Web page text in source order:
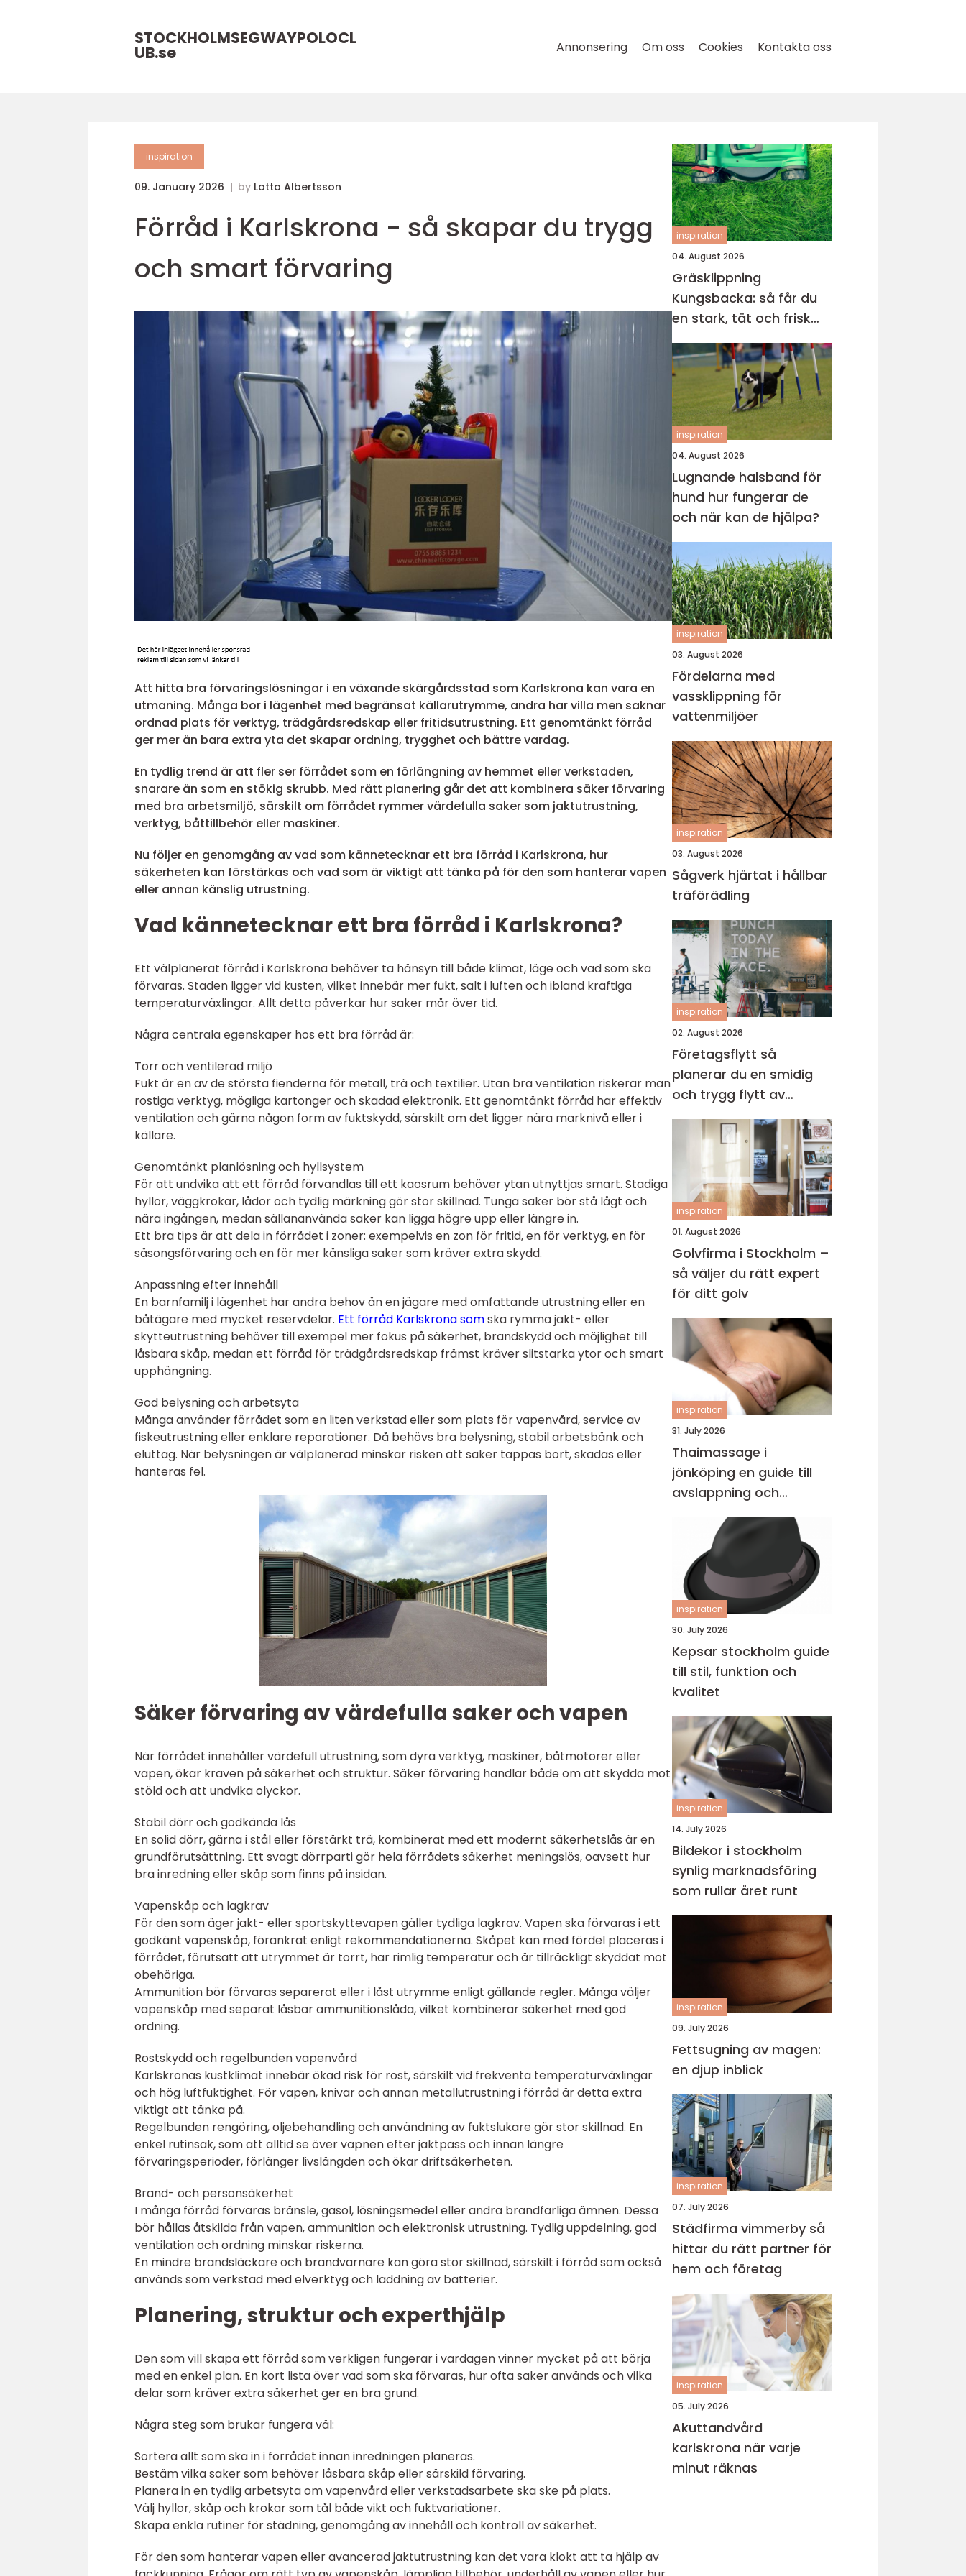
STOCKHOLMSEGWAYPOLOCL
UB.se Annonsering Om oss Cookies Kontakta oss
inspiration
09. January 2026 by Lotta Albertsson
Förråd i Karlskrona - så skapar du trygg
och smart förvaring
Att hitta bra förvaringslösningar i en växande skärgårdsstad som Karlskrona kan vara en
utmaning. Många bor i lägenhet med begränsat källarutrymme, andra har villa men saknar
ordnad plats för verktyg, trädgårdsredskap eller fritidsutrustning. Ett genomtänkt förråd
ger mer än bara extra yta det skapar ordning, trygghet och bättre vardag.
En tydlig trend är att fler ser förrådet som en förlängning av hemmet eller verkstaden,
snarare än som en stökig skrubb. Med rätt planering går det att kombinera säker förvaring
med bra arbetsmiljö, särskilt om förrådet rymmer värdefulla saker som jaktutrustning,
verktyg, båttillbehör eller maskiner.
Nu följer en genomgång av vad som kännetecknar ett bra förråd i Karlskrona, hur
säkerheten kan förstärkas och vad som är viktigt att tänka på för den som hanterar vapen
eller annan känslig utrustning.
Vad kännetecknar ett bra förråd i Karlskrona?
Ett välplanerat förråd i Karlskrona behöver ta hänsyn till både klimat, läge och vad som ska
förvaras. Staden ligger vid kusten, vilket innebär mer fukt, salt i luften och ibland kraftiga
temperaturväxlingar. Allt detta påverkar hur saker mår över tid.
Några centrala egenskaper hos ett bra förråd är:
Torr och ventilerad miljö
Fukt är en av de största fienderna för metall, trä och textilier. Utan bra ventilation riskerar man
rostiga verktyg, mögliga kartonger och skadad elektronik. Ett genomtänkt förråd har effektiv
ventilation och gärna någon form av fuktskydd, särskilt om det ligger nära marknivå eller i
källare.
Genomtänkt planlösning och hyllsystem
För att undvika att ett förråd förvandlas till ett kaosrum behöver ytan utnyttjas smart. Stadiga
hyllor, väggkrokar, lådor och tydlig märkning gör stor skillnad. Tunga saker bör stå lågt och
nära ingången, medan sällananvända saker kan ligga högre upp eller längre in.
Ett bra tips är att dela in förrådet i zoner: exempelvis en zon för fritid, en för verktyg, en för
säsongsförvaring och en för mer känsliga saker som kräver extra skydd.
Anpassning efter innehåll
En barnfamilj i lägenhet har andra behov än en jägare med omfattande utrustning eller en
båtägare med mycket reservdelar. Ett förråd Karlskrona somska rymma jakt- eller
skytteutrustning behöver till exempel mer fokus på säkerhet, brandskydd och möjlighet till
låsbara skåp, medan ett förråd för trädgårdsredskap främst kräver slitstarka ytor och smart
upphängning.
God belysning och arbetsyta
Många använder förrådet som en liten verkstad eller som plats för vapenvård, service av
fiskeutrustning eller enklare reparationer. Då behövs bra belysning, stabil arbetsbänk och
eluttag. När belysningen är välplanerad minskar risken att saker tappas bort, skadas eller
hanteras fel.
Säker förvaring av värdefulla saker och vapen
När förrådet innehåller värdefull utrustning, som dyra verktyg, maskiner, båtmotorer eller
vapen, ökar kraven på säkerhet och struktur. Säker förvaring handlar både om att skydda mot
stöld och att undvika olyckor.
Stabil dörr och godkända lås
En solid dörr, gärna i stål eller förstärkt trä, kombinerat med ett modernt säkerhetslås är en
grundförutsättning. Ett svagt dörrparti gör hela förrådets säkerhet meningslös, oavsett hur
bra inredning eller skåp som finns på insidan.
Vapenskåp och lagkrav
För den som äger jakt- eller sportskyttevapen gäller tydliga lagkrav. Vapen ska förvaras i ett
godkänt vapenskåp, förankrat enligt rekommendationerna. Skåpet kan med fördel placeras i
förrådet, förutsatt att utrymmet är torrt, har rimlig temperatur och är tillräckligt skyddat mot
obehöriga.
Ammunition bör förvaras separerat eller i låst utrymme enligt gällande regler. Många väljer
vapenskåp med separat låsbar ammunitionslåda, vilket kombinerar säkerhet med god
ordning.
Rostskydd och regelbunden vapenvård
Karlskronas kustklimat innebär ökad risk för rost, särskilt vid frekventa temperaturväxlingar
och hög luftfuktighet. För vapen, knivar och annan metallutrustning i förråd är detta extra
viktigt att tänka på.
Regelbunden rengöring, oljebehandling och användning av fuktslukare gör stor skillnad. En
enkel rutinsak, som att alltid se över vapnen efter jaktpass och innan längre
förvaringsperioder, förlänger livslängden och ökar driftsäkerheten.
Brand- och personsäkerhet
I många förråd förvaras bränsle, gasol, lösningsmedel eller andra brandfarliga ämnen. Dessa
bör hållas åtskilda från vapen, ammunition och elektronisk utrustning. Tydlig uppdelning, god
ventilation och ordning minskar riskerna.
En mindre brandsläckare och brandvarnare kan göra stor skillnad, särskilt i förråd som också
används som verkstad med elverktyg och laddning av batterier.
Planering, struktur och experthjälp
Den som vill skapa ett förråd som verkligen fungerar i vardagen vinner mycket på att börja
med en enkel plan. En kort lista över vad som ska förvaras, hur ofta saker används och vilka
delar som kräver extra säkerhet ger en bra grund.
Några steg som brukar fungera väl:
Sortera allt som ska in i förrådet innan inredningen planeras.
Bestäm vilka saker som behöver låsbara skåp eller särskild förvaring.
Planera in en tydlig arbetsyta om vapenvård eller verkstadsarbete ska ske på plats.
Välj hyllor, skåp och krokar som tål både vikt och fuktvariationer.
Skapa enkla rutiner för städning, genomgång av innehåll och kontroll av säkerhet.
För den som hanterar vapen eller avancerad jaktutrustning kan det vara klokt att ta hjälp av
inspiration
04. August 2026
Gräsklippning
Kungsbacka: så får du
en stark, tät och frisk
gräsmatta
inspiration
04. August 2026
Lugnande halsband för
hund hur fungerar de
och när kan de hjälpa?
inspiration
03. August 2026
Fördelarna med
vassklippning för
vattenmiljöer
inspiration
03. August 2026
Sågverk hjärtat i hållbar
träförädling
inspiration
02. August 2026
Företagsflytt så
planerar du en smidig
och trygg flytt av
verksamheten
inspiration
01. August 2026
Golvfirma i Stockholm –
så väljer du rätt expert
för ditt golv
inspiration
31. July 2026
Thaimassage i
jönköping en guide till
avslappning och
behandling
inspiration
30. July 2026
Kepsar stockholm guide
till stil, funktion och
kvalitet
inspiration
14. July 2026
Bildekor i stockholm
synlig marknadsföring
som rullar året runt
inspiration
09. July 2026
Fettsugning av magen:
en djup inblick
inspiration
07. July 2026
Städfirma vimmerby så
hittar du rätt partner för
hem och företag
inspiration
05. July 2026
Akuttandvård
karlskrona när varje
minut räknas